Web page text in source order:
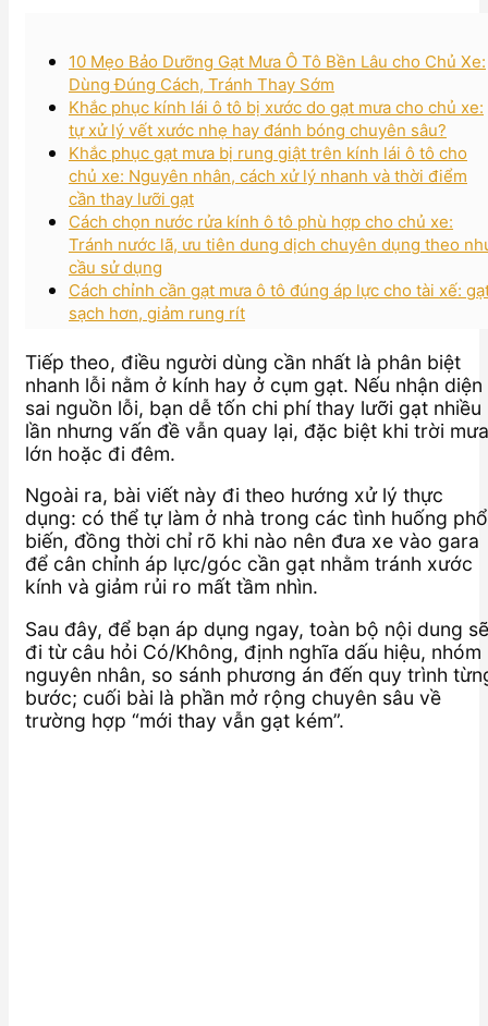
10 Mẹo Bảo Dưỡng Gạt Mưa Ô Tô Bền Lâu cho Chủ Xe:
Dùng Đúng Cách, Tránh Thay Sớm
Khắc phục kính lái ô tô bị xước do gạt mưa cho chủ xe:
tự xử lý vết xước nhẹ hay đánh bóng chuyên sâu?
Khắc phục gạt mưa bị rung giật trên kính lái ô tô cho
chủ xe: Nguyên nhân, cách xử lý nhanh và thời điểm
cần thay lưỡi gạt
Cách chọn nước rửa kính ô tô phù hợp cho chủ xe:
Tránh nước lã, ưu tiên dung dịch chuyên dụng theo
cầu sử dụng
Cách chỉnh cần gạt mưa ô tô đúng áp lực cho tài xế:
sạch hơn, giảm rung rít
Tiếp theo, điều người dùng cần nhất là phân biệt
nhanh lỗi nằm ở kính hay ở cụm gạt. Nếu nhận diện
sai nguồn lỗi, bạn dễ tốn chi phí thay lưỡi gạt nhiều
lần nhưng vấn đề vẫn quay lại, đặc biệt khi trời mưa
lớn hoặc đi đêm.
Ngoài ra, bài viết này đi theo hướng xử lý thực
dụng: có thể tự làm ở nhà trong các tình huống phổ
biến, đồng thời chỉ rõ khi nào nên đưa xe vào gara
để cân chỉnh áp lực/góc cần gạt nhằm tránh xước
kính và giảm rủi ro mất tầm nhìn.
Sau đây, để bạn áp dụng ngay, toàn bộ nội dung sẽ
đi từ câu hỏi Có/Không, định nghĩa dấu hiệu, nhóm
nguyên nhân, so sánh phương án đến quy trình
bước; cuối bài là phần mở rộng chuyên sâu về
trường hợp “mới thay vẫn gạt kém”.